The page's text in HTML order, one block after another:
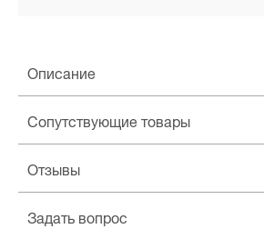
Описание
Сопутствующие товары
Отзывы
Задать вопрос